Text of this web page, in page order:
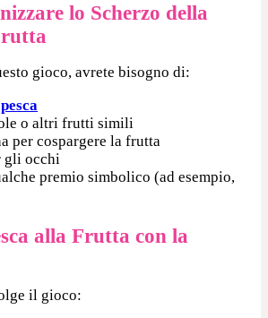
lo Scherzo della
gioco, avrete bisogno di:
o altri frutti simili
per cospargere la frutta
gli occhi
premio simbolico (ad esempio,
alla Frutta con la
il gioco: